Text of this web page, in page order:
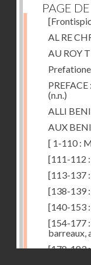
PAGE
AL RE
AU ROY
Prefatione
(n.n.)
ALLI
AUX
[ 1-110 :
[111-112
[113-137
[138-139 :
[140-153
[154-177
barreaux,
[178-183